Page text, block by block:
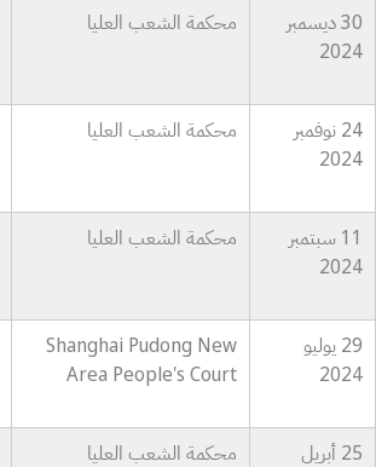
30 ديسمبر
2024
محكمة الشعب العليا
24 نوفمبر
2024
محكمة الشعب العليا
11 سبتمبر
2024
محكمة الشعب العليا
29 يوليو
2024
Shanghai Pudong New
Area People's Court
25 أبريل
محكمة الشعب العليا